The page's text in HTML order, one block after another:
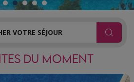
VOTRE SÉJOUR
DU MOMENT